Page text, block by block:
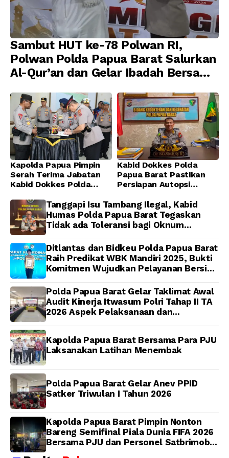
Sambut HUT ke-78 Polwan RI,
Polwan Polda Papua Barat Salurkan
Al-Qur’an dan Gelar Ibadah Bersama
Kapolda Papua Pimpin
Serah Terima Jabatan
Kabid Dokkes Polda
Kabid Dokkes Polda
Papua Barat Pastikan
Persiapan Autopsi
Papua Barat Yanto
Idorway Telah Matang,
Pelaksanaan
Dijadwalkan Kamis
Tanggapi Isu Tambang Ilegal, Kabid
Humas Polda Papua Barat Tegaskan
Tidak ada Toleransi bagi Oknum
Ditlantas dan Bidkeu Polda Papua Barat
Raih Predikat WBK Mandiri 2025, Bukti
Komitmen Wujudkan Pelayanan Bersih
Polda Papua Barat Gelar Taklimat Awal
Audit Kinerja Itwasum Polri Tahap II TA
2026 Aspek Pelaksanaan dan
Kapolda Papua Barat Bersama Para PJU
Laksanakan Latihan Menembak
Polda Papua Barat Gelar Anev PPID
Satker Triwulan I Tahun 2026
Kapolda Papua Barat Pimpin Nonton
Bareng Semifinal Piala Dunia FIFA 2026
Bersama PJU dan Personel Satbrimob